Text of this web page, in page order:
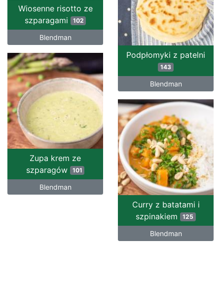
Wiosenne risotto ze
szparagami
102
Blendman
Podpłomyki z patelni
143
Blendman
Zupa krem ze
szparagów
101
Blendman
Curry z batatami i
szpinakiem 125
Blendman